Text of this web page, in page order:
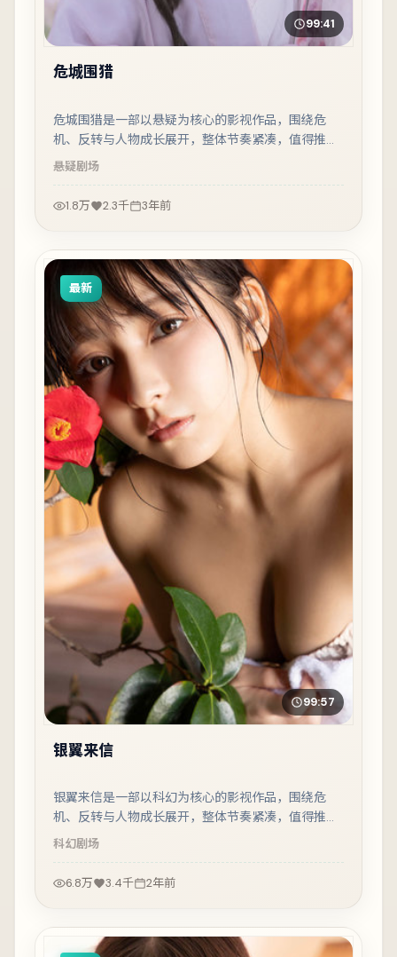
99:41
危城围猎
危城围猎是一部以悬疑为核心的影视作品，围绕危
机、反转与人物成长展开，整体节奏紧凑，值得推荐
观看。
悬疑剧场
1.8万 2.3千 3年前
最新
99:57
银翼来信
银翼来信是一部以科幻为核心的影视作品，围绕危
机、反转与人物成长展开，整体节奏紧凑，值得推荐
观看。
科幻剧场
6.8万 3.4千 2年前